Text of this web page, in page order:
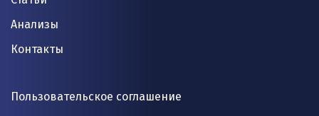
Анализы
Контакты
Пользовательское соглашение